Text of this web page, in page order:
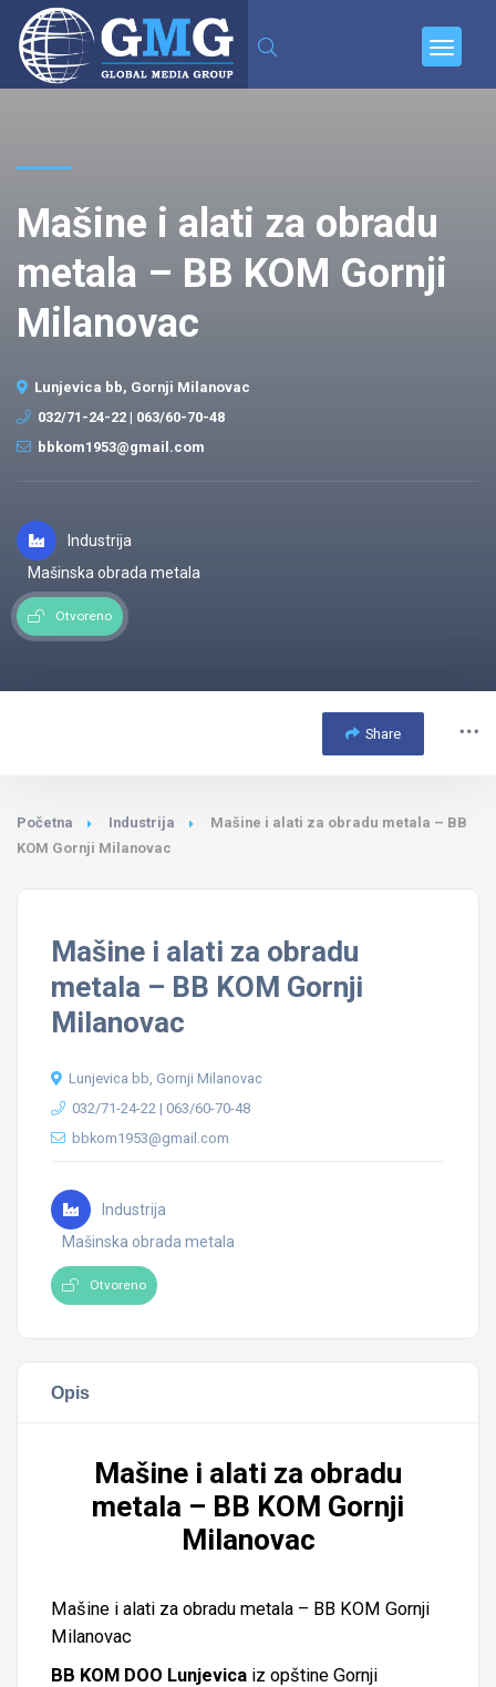
Mašine i alati za obradu
metala – BB KOM Gornji
Milanovac
Lunjevica bb, Gornji Milanovac
032/71-24-22 | 063/60-70-48
bbkom1953@gmail.com
Industrija
Mašinska obrada metala
Otvoreno
Share
Početna Industrija
Mašine i alati za obradu metala – BB
KOM Gornji Milanovac
Mašine i alati za obradu
metala – BB KOM Gornji
Milanovac
Lunjevica bb, Gornji Milanovac
032/71-24-22 | 063/60-70-48
bbkom1953@gmail.com
Industrija
Mašinska obrada metala
Otvoreno
Opis
Mašine i alati za obradu
metala – BB KOM Gornji
Milanovac
Mašine i alati za obradu metala – BB KOM Gornji
Milanovac
BB KOM DOO Lunjevica iz opštine Gornji